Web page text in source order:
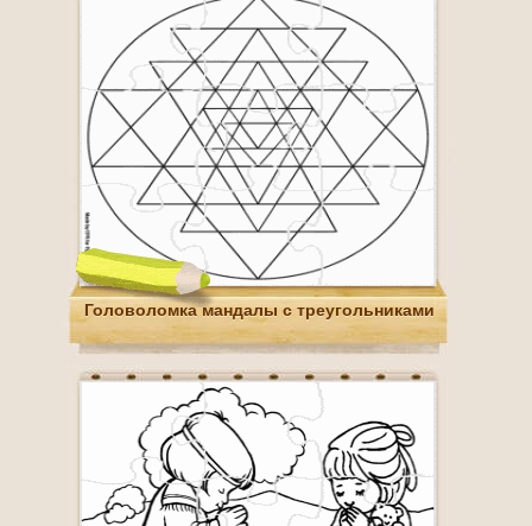
Головоломка мандалы с треугольниками